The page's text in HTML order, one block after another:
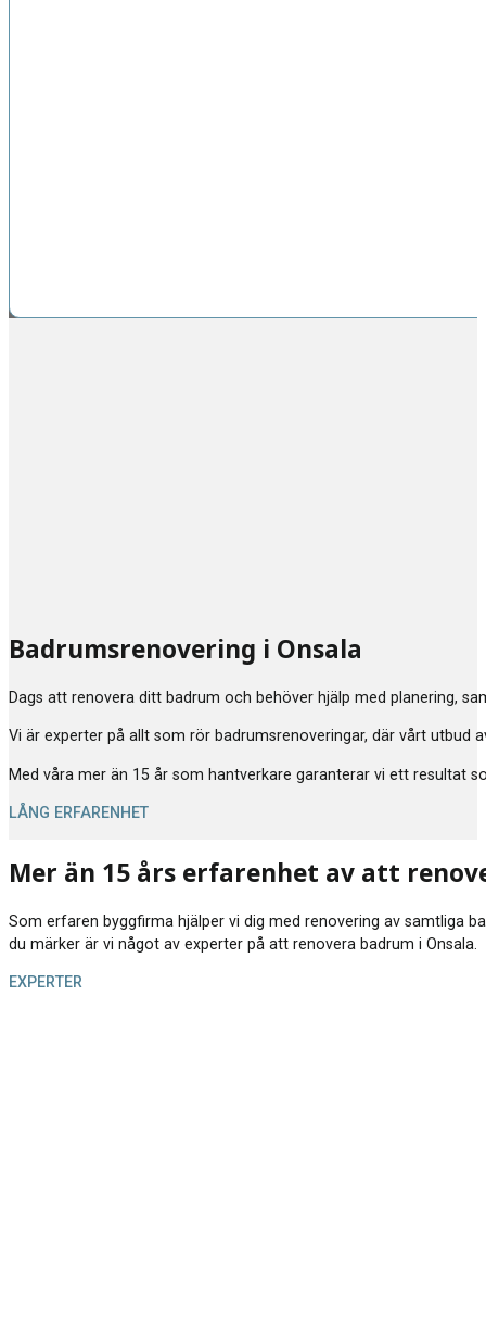
Badrumsrenovering i Onsala
Dags att renovera ditt badrum och behöver hjälp med planering,
Vi är experter på allt som rör badrumsrenoveringar, där vårt
Med våra mer än 15 år som hantverkare garanterar vi ett resultat
LÅNG ERFARENHET
Mer än 15 års erfarenhet av att
Som erfaren byggfirma hjälper vi dig med renovering av samtliga
du märker är vi något av experter på att renovera badrum i Onsala.
EXPERTER